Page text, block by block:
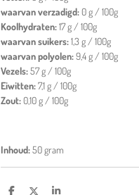
waarvan verzadigd:0 g / 100g
Koolhydraten:17 g / 100g
waarvan suikers:1,3 g / 100g
waarvan polyolen:9,4 g / 100g
Vezels:57 g / 100g
Eiwitten:7,1 g / 100g
Zout:0,10 g / 100g
Inhoud:50 gram